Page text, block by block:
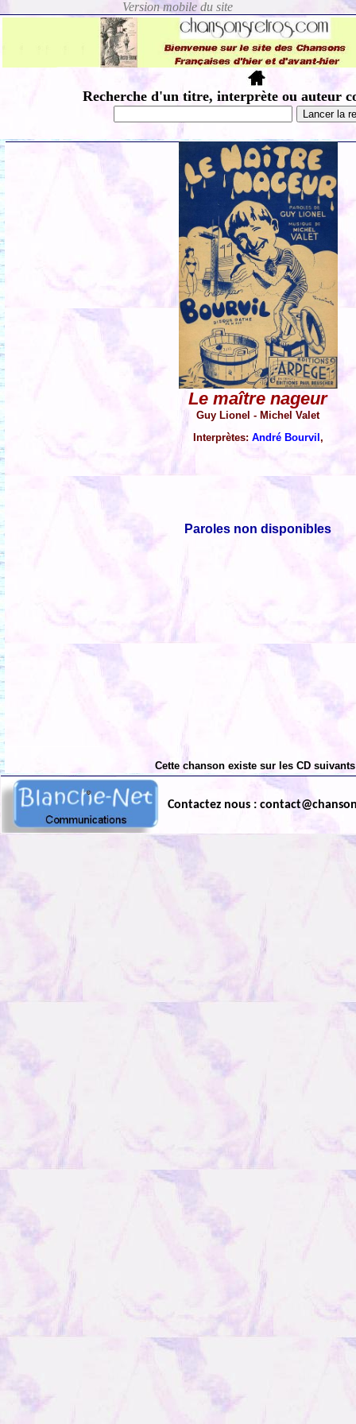
Recherche d'un titre, interprète ou auteur
Le maître nageur
Guy Lionel - Michel Valet
Interprètes: André Bourvil,
Paroles non disponibles
Cette chanson existe sur les CD
Contactez nous :